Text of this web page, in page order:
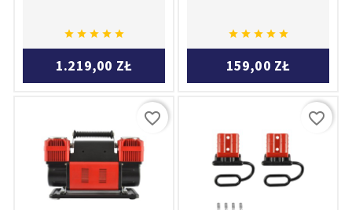
    
1.219,00 ZŁ
    
159,00 ZŁ
favorite_border favorite_border